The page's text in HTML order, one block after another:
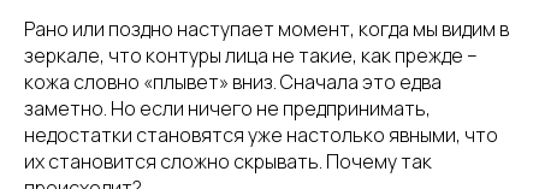
Рано или поздно наступает момент, когда мы видим в
зеркале, что контуры лица не такие, как прежде –
кожа словно «плывет» вниз. Сначала это едва
заметно. Но если ничего не предпринимать,
недостатки становятся уже настолько явными, что
их становится сложно скрывать. Почему так